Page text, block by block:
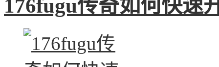
176fugu传奇如何快速